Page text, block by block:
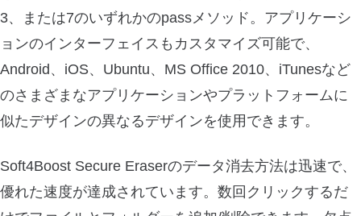
3、または7のいずれかのpassメソッド。アプリケーシ
ョンのインターフェイスもカスタマイズ可能で、
Android、iOS、Ubuntu、MS Office 2010、iTunesなど
のさまざまなアプリケーションやプラットフォームに
似たデザインの異なるデザインを使用できます。
Soft4Boost Secure Eraserのデータ消去方法は迅速で、
優れた速度が達成されています。数回クリックするだ